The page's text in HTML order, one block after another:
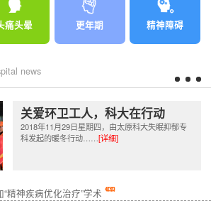
痛头晕 更年期 精神障碍
news
关爱环卫工人，科大在行动
2018年11月29日星期四，由太原科大失眠抑郁专
科发起的暖冬行动……[详细]
精神疾病优化治疗”学术